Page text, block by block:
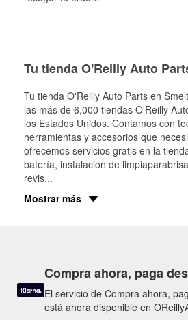
Tu tienda O'Reilly Auto
Tu tienda O'Reilly Auto Parts en
las más de 6,000 tiendas O'Reilly
los Estados Unidos. Contamos con
herramientas y accesorios que
ofrecemos servicios gratis en la
batería, instalación de
revis...
Mostrar más
Compra ahora, paga
El servicio de Compra ahora,
está ahora disponible en